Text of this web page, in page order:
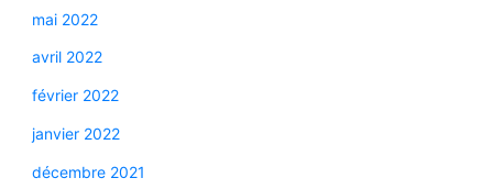
mai 2022
avril 2022
février 2022
janvier 2022
décembre 2021